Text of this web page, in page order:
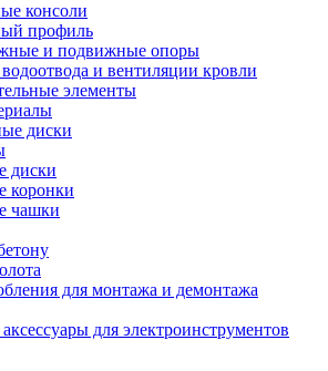
консоли
профиль
и подвижные опоры
и вентиляции кровли
элементы
диски
диски
коронки
чашки
для монтажа и демонтажа
для электроинструментов